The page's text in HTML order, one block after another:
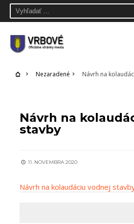
Nezaradené Návrh na
Návrh na
stavby
11. NOVEMBRA 2020
Návrh na kolaudáciu vodnej